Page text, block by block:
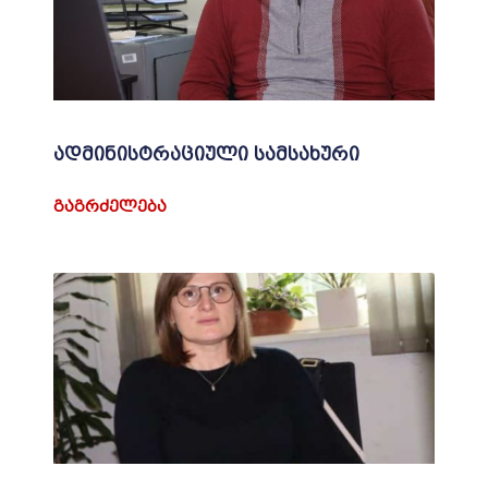
ადმინისტრაციული სამსახური
ᲒᲐᲒᲠᲫᲔᲚᲔᲑᲐ